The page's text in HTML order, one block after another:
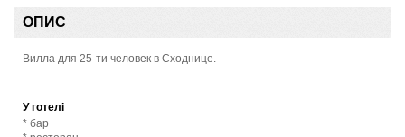
ОПИС
Вилла для 25-ти человек в Сходнице.
У готелі
* бар